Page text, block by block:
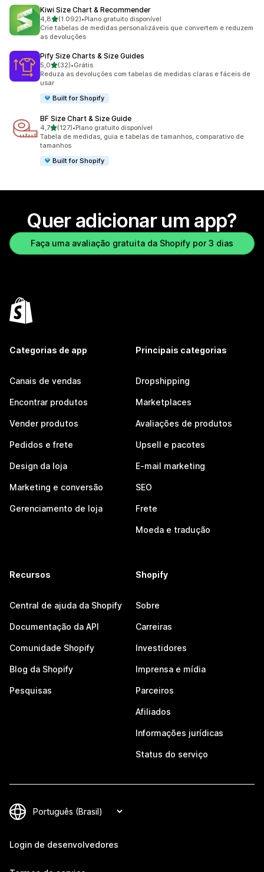
Kiwi Size Chart & Recommender
4,8de 5 estrelas
(1.092)
1092 avaliações ao todo
•Plano gratuito disponível
Crie tabelas de medidas personalizáveis que convertem e reduzem
as devoluções
Pify Size Charts & Size Guides
5,0de 5 estrelas
(32)
32 avaliações ao todo
•Grátis
Reduza as devoluções com tabelas de medidas claras e fáceis de
usar
Built for Shopify
BF Size Chart & Size Guide
4,7de 5 estrelas
(127)
127 avaliações ao todo
•Plano gratuito disponível
Tabela de medidas, guia e tabelas de tamanhos, comparativo de
tamanhos
Built for Shopify
Quer adicionar um app?
Faça uma avaliação gratuita da Shopify por 3 dias
Categorias de app
Canais de vendas
Encontrar produtos
Vender produtos
Pedidos e frete
Design da loja
Marketing e conversão
Gerenciamento de loja
Principais categorias
Dropshipping
Marketplaces
Avaliações de produtos
Upsell e pacotes
E-mail marketing
SEO
Frete
Moeda e tradução
Recursos
Central de ajuda da Shopify
Documentação da API
Comunidade Shopify
Blog da Shopify
Pesquisas
Shopify
Sobre
Carreiras
Investidores
Imprensa e mídia
Parceiros
Afiliados
Informações jurídicas
Status do serviço
Login de desenvolvedores